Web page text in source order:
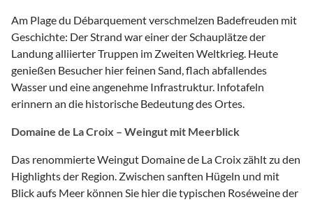
Am Plage du Débarquement verschmelzen Badefreuden mit
Geschichte: Der Strand war einer der Schauplätze der
Landung alliierter Truppen im Zweiten Weltkrieg. Heute
genießen Besucher hier feinen Sand, flach abfallendes
Wasser und eine angenehme Infrastruktur. Infotafeln
erinnern an die historische Bedeutung des Ortes.
Domaine de La Croix – Weingut mit Meerblick
Das renommierte Weingut Domaine de La Croix zählt zu den
Highlights der Region. Zwischen sanften Hügeln und mit
Blick aufs Meer können Sie hier die typischen Roséweine der